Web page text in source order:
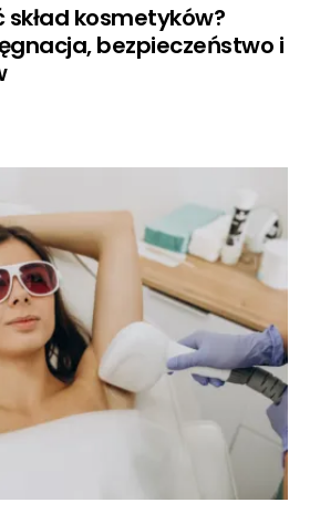
kosmetyków?
bezpieczeństwo i